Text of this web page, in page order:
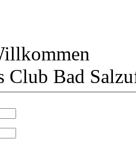
Club Bad